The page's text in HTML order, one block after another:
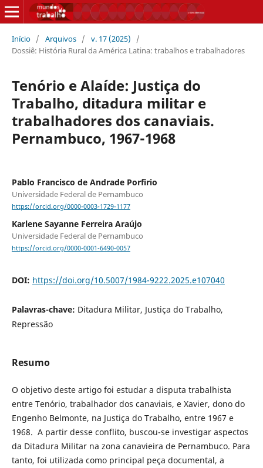
Início / Arquivos / v. 17 (2025)
/
Dossiê: História Rural da América Latina: trabalhos e trabalhadores
Tenório e Alaíde: Justiça do
Trabalho, ditadura militar e
trabalhadores dos canaviais.
Pernambuco, 1967-1968
Pablo Francisco de Andrade Porfirio
Universidade Federal de Pernambuco
https://orcid.org/0000-0003-1729-1177
Karlene Sayanne Ferreira Araújo
Universidade Federal de Pernambuco
https://orcid.org/0000-0001-6490-0057
DOI: https://doi.org/10.5007/1984-9222.2025.e107040
Palavras-chave: Ditadura Militar, Justiça do Trabalho,
Repressão
Resumo
O objetivo deste artigo foi estudar a disputa trabalhista
entre Tenório, trabalhador dos canaviais, e Xavier, dono do
Engenho Belmonte, na Justiça do Trabalho, entre 1967 e
1968. A partir desse conflito, buscou-se investigar aspectos
da Ditadura Militar na zona canavieira de Pernambuco. Para
tanto, foi utilizada como principal peça documental, a